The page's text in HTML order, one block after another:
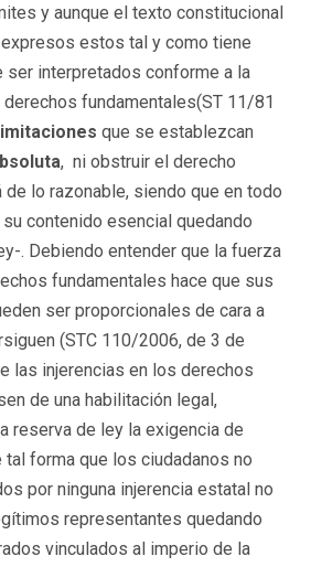
y aunque el texto constitucional
estos tal y como tiene
ser interpretados conforme a la
fundamentales(ST 11/81
que se establezcan
, ni obstruir el derecho
de lo razonable, siendo que en todo
contenido esencial quedando
. Debiendo entender que la fuerza
fundamentales hace que sus
ser proporcionales de cara a
(STC 110/2006, de 3 de
las injerencias en los derechos
de una habilitación legal,
reserva de ley la exigencia de
tal forma que los ciudadanos no
por ninguna injerencia estatal no
representantes quedando
vinculados al imperio de la